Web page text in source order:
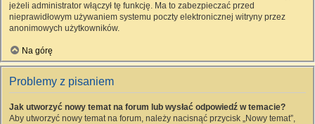
jeżeli administrator włączył tę funkcję. Ma to zabezpieczać przed
nieprawidłowym używaniem systemu poczty elektronicznej witryny przez
anonimowych użytkowników.
Na górę
Problemy z pisaniem
Jak utworzyć nowy temat na forum lub wysłać odpowiedź w temacie?
Aby utworzyć nowy temat na forum, należy nacisnąć przycisk „Nowy temat”,